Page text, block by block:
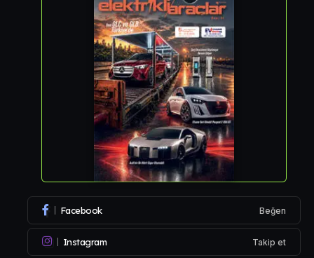
Facebook Beğen
Instagram Takip et